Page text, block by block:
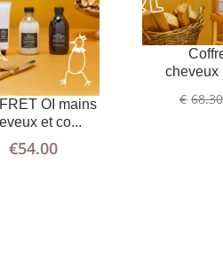
OI mains
et co...
€54.00
cheveux
€ 68.30